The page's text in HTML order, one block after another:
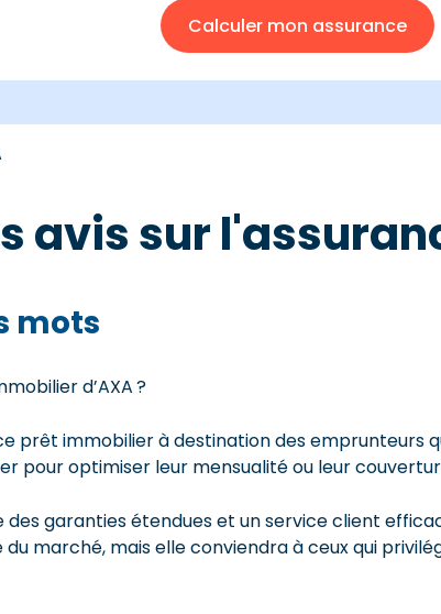
Calculer mon assurance
avis sur
mots
d’AXA ?
prêt immobilier à destination des emprunteurs
pour optimiser leur mensualité ou leur
garanties étendues et un service client
marché, mais elle conviendra à ceux qui